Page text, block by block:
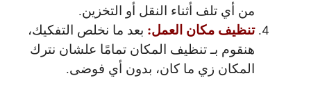
من أي تلف أثناء النقل أو التخزين.
تنظيف مكان العمل: بعد ما نخلص التفكيك،
هنقوم بـ تنظيف المكان تمامًا علشان نترك
المكان زي ما كان، بدون أي فوضى.